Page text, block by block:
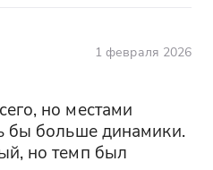
1 февраля 2026
но местами
бы больше динамики.
но темп был